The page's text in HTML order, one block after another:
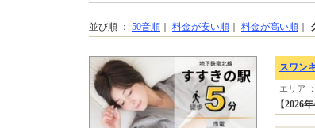
並び順 ： 50音順 料金が安い順 料金が高い順
スワン
エリア
【2026